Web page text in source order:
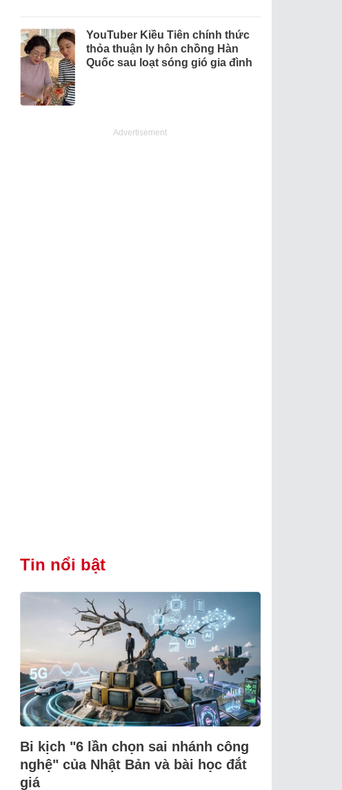
YouTuber Kiều Tiên chính thức
thỏa thuận ly hôn chồng Hàn
Quốc sau loạt sóng gió gia đình
Advertisement
Tin nổi bật
Bi kịch "6 lần chọn sai nhánh công
nghệ" của Nhật Bản và bài học đắt
giá